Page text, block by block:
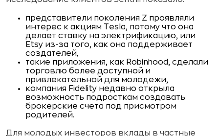
представители поколения Z проявляли
интерес к акциям Tesla, потому что она
делает ставку на электрификацию, или
Etsy из-за того, как она поддерживает
создателей,
такие приложения, как Robinhood, сделали
торговлю более доступной и
привлекательной для молодежи,
компания Fidelity недавно открыла
возможность подросткам создавать
брокерские счета под присмотром
родителей.
Для молодых инвесторов вклады в частные